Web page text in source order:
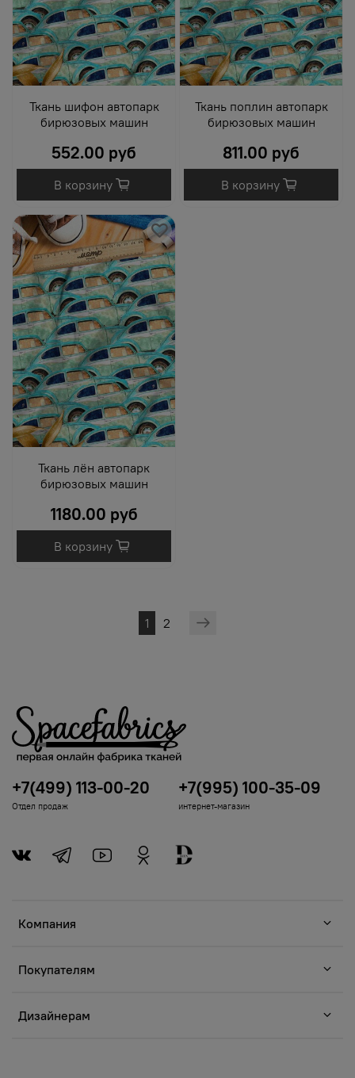
Ткань шифон автопарк
бирюзовых машин
552.00 руб
В корзину
Ткань поплин автопарк
бирюзовых машин
811.00 руб
В корзину
Ткань лён автопарк
бирюзовых машин
1180.00 руб
В корзину
1 2
Компания
Покупателям
Дизайнерам
+7(499) 113-00-20
Отдел продаж
+7(995) 100-35-09
интернет-магазин